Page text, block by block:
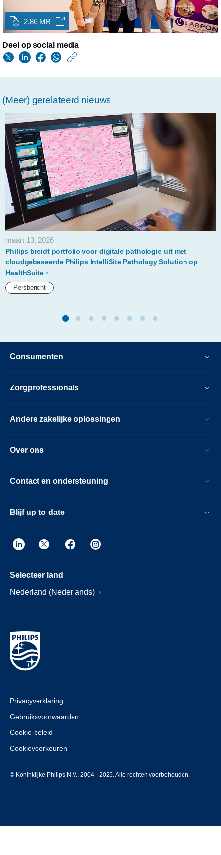
2.86 MB
Deel op social media
w/about/news/
beloont-
labpon-
met-
100-
procent-
digital-
award.html
(Meer) gerelateerd nieuws
maart 13, 2026
Philips breidt portfolio voor digitale pathologie uit met
cloudgebaseerde Philips IntelliSite Pathology Solution op
HealthSuite
Persbericht
Consumenten
Zorgprofessionals
Andere zakelijke oplossingen
Over ons
Contact en ondersteuning
Blijf up-to-date
Selecteer land
Nederland (Nederlands)
Privacyverklaring
Gebruiksvoorwaarden
Cookie-beleid
Cookievoorkeuren
© Koninklijke Philips N.V., 2004 - 2026. Alle rechten voorbehouden.